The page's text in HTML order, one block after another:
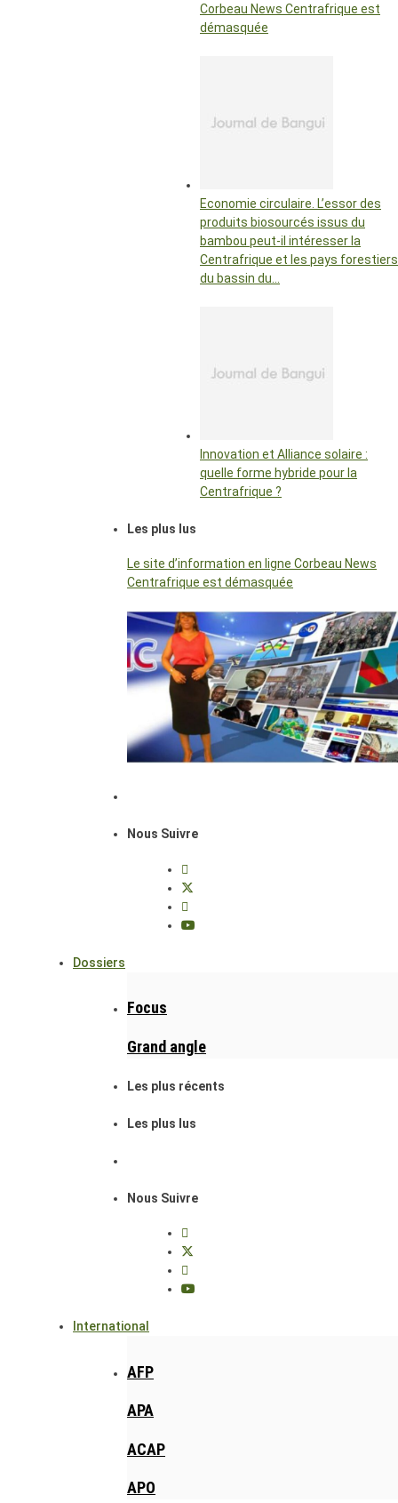
Corbeau News Centrafrique est
démasquée
Economie circulaire. L’essor des
produits biosourcés issus du
bambou peut-il intéresser la
Centrafrique et les pays forestiers
du bassin du…
Innovation et Alliance solaire :
quelle forme hybride pour la
Centrafrique ?
Les plus lus
Le site d’information en ligne Corbeau News
Centrafrique est démasquée
Nous Suivre
Dossiers
Focus
Grand angle
Les plus récents
Les plus lus
Nous Suivre
International
AFP
APA
ACAP
APO